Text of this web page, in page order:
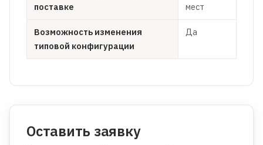
поставке
мест
Возможность изменения
типовой конфигурации
Да
Оставить заявку